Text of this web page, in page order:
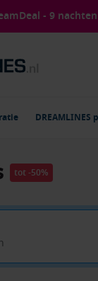
- 9
DREAMLINES
tot -50%